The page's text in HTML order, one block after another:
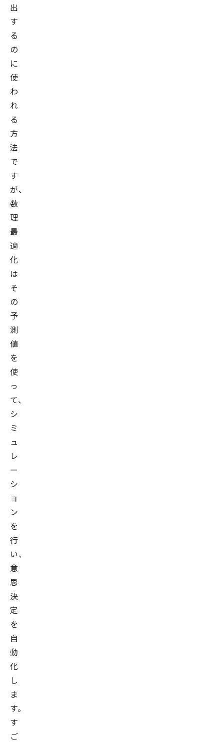
出
す
る
の
に
使
わ
れ
る
方
法
で
す
が、
数
理
最
適
化
は
そ
の
予
測
値
を
使
っ
て、
シ
ミ
ュ
レ
ー
シ
ョ
ン
を
行
い、
意
思
決
定
を
自
動
化
し
ま
す。
す
ご